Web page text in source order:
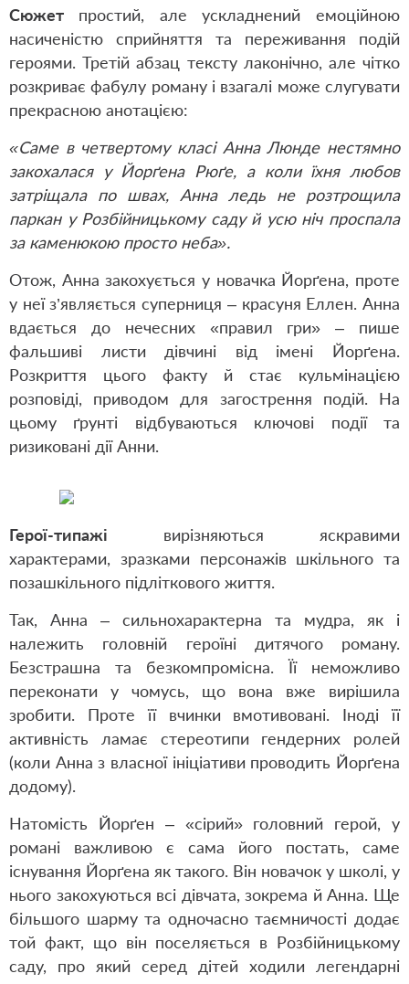
Сюжет простий, але ускладнений емоційною
насиченістю сприйняття та переживання подій
героями. Третій абзац тексту лаконічно, але чітко
розкриває фабулу роману і взагалі може слугувати
прекрасною анотацією:
«Саме в четвертому класі Анна Люнде нестямно
закохалася у Йорґена Рюґе, а коли їхня любов
затріщала по швах, Анна ледь не розтрощила
паркан у Розбійницькому саду й усю ніч проспала
за каменюкою просто неба».
Отож, Анна закохується у новачка Йорґена, проте
у неї з’являється суперниця – красуня Еллен. Анна
вдається до нечесних «правил гри» – пише
фальшиві листи дівчині від імені Йорґена.
Розкриття цього факту й стає кульмінацією
розповіді, приводом для загострення подій. На
цьому ґрунті відбуваються ключові події та
ризиковані дії Анни.
Герої-типажі вирізняються яскравими
характерами, зразками персонажів шкільного та
позашкільного підліткового життя.
Так, Анна – сильнохарактерна та мудра, як і
належить головній героїні дитячого роману.
Безстрашна та безкомпромісна. Її неможливо
переконати у чомусь, що вона вже вирішила
зробити. Проте її вчинки вмотивовані. Іноді її
активність ламає стереотипи гендерних ролей
(коли Анна з власної ініціативи проводить Йорґена
додому).
Натомість Йорґен – «сірий» головний герой, у
романі важливою є сама його постать, саме
існування Йорґена як такого. Він новачок у школі, у
нього закохуються всі дівчата, зокрема й Анна. Ще
більшого шарму та одночасно таємничості додає
той факт, що він поселяється в Розбійницькому
саду, про який серед дітей ходили легендарні